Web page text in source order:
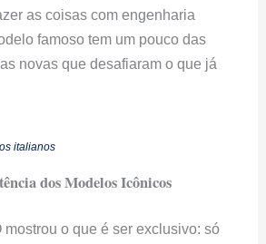
as coisas com engenharia
famoso tem um pouco das
novas que desafiaram o que já
italianos
dos Modelos Icônicos
mostrou o que é ser exclusivo: só